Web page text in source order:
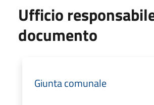
Ufficio
documento
Giunta comunale